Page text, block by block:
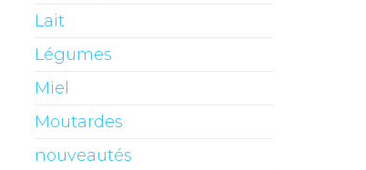
Lait
Légumes
Miel
Moutardes
nouveautés